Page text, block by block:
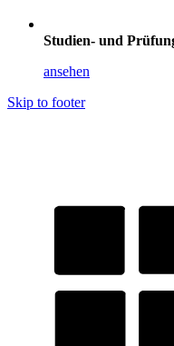
Studien- und
ansehen
Skip to footer